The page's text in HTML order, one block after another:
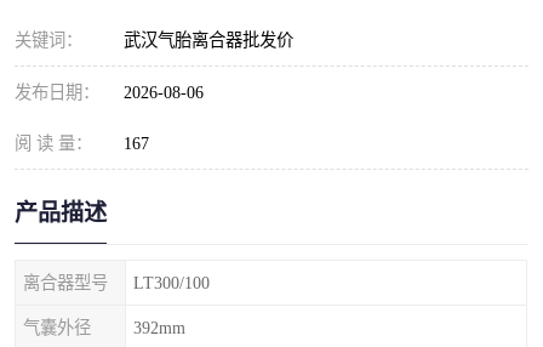
关键词： 武汉气胎离合器批发价
发布日期： 2026-08-06
阅 读 量： 167
产品描述
离合器型号 LT300/100
气囊外径 392mm